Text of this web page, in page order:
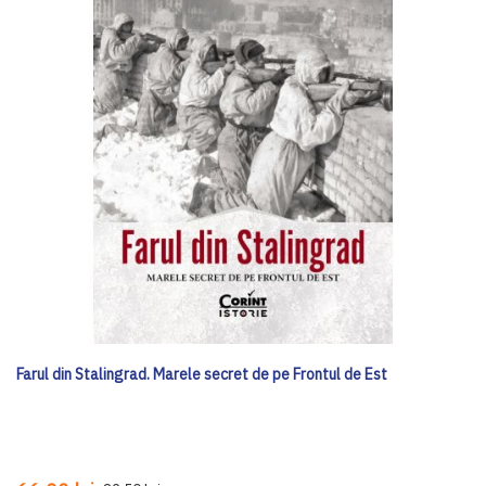
Farul din Stalingrad. Marele secret de pe Frontul de Est